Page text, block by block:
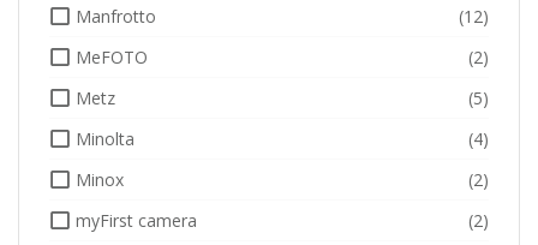
Manfrotto
(12)
MeFOTO
(2)
Metz
(5)
Minolta
(4)
Minox
(2)
myFirst camera
(2)